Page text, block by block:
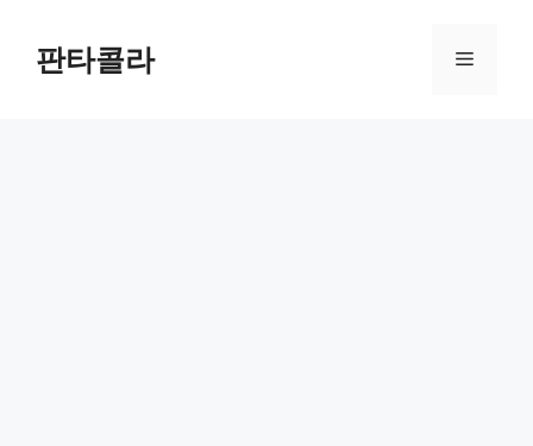
content판타콜라 Menu